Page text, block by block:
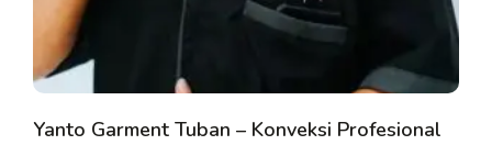
Yanto Garment Tuban – Konveksi Profesional